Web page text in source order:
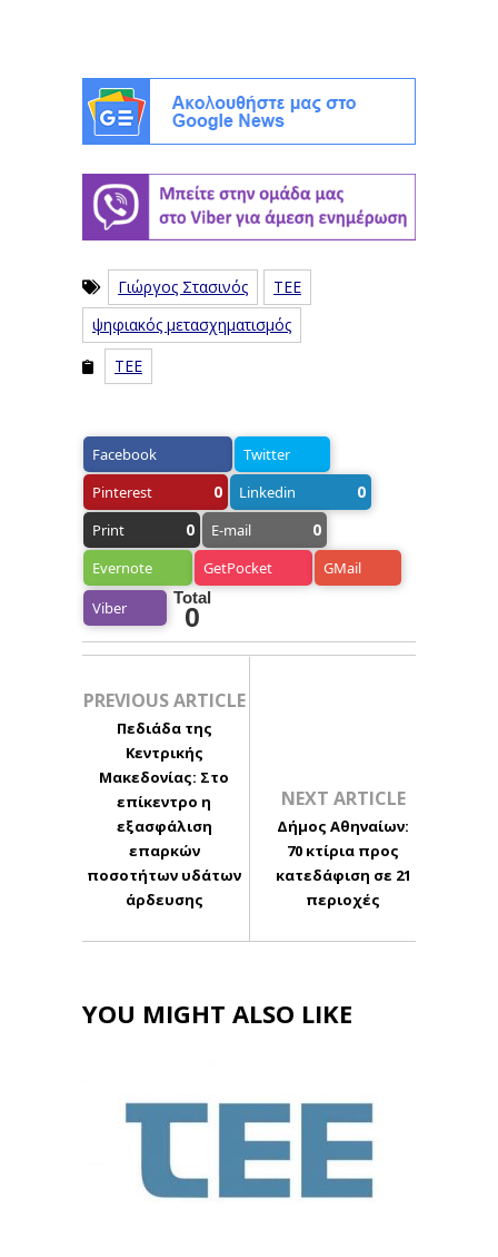
Γιώργος Στασινός
ΤΕΕ
ψηφιακός μετασχηματισμός
ΤΕΕ
Facebook
Twitter
Pinterest
0 Linkedin 0
Print 0 E-mail 0
Evernote GetPocket GMail
Viber
Total
0
PREVIOUS ARTICLE
Πεδιάδα της
Κεντρικής
Μακεδονίας: Στο
επίκεντρο η
εξασφάλιση
επαρκών
ποσοτήτων υδάτων
άρδευσης
NEXT ARTICLE
Δήμος Αθηναίων:
70 κτίρια προς
κατεδάφιση σε 21
περιοχές
YOU MIGHT ALSO LIKE